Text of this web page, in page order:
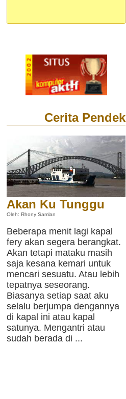
Cerita Pendek
Akan Ku Tunggu
Oleh: Rhony Samlan
Beberapa menit lagi kapal
fery akan segera berangkat.
Akan tetapi mataku masih
saja kesana kemari untuk
mencari sesuatu. Atau lebih
tepatnya seseorang.
Biasanya setiap saat aku
selalu berjumpa dengannya
di kapal ini atau kapal
satunya. Mengantri atau
sudah berada di ...